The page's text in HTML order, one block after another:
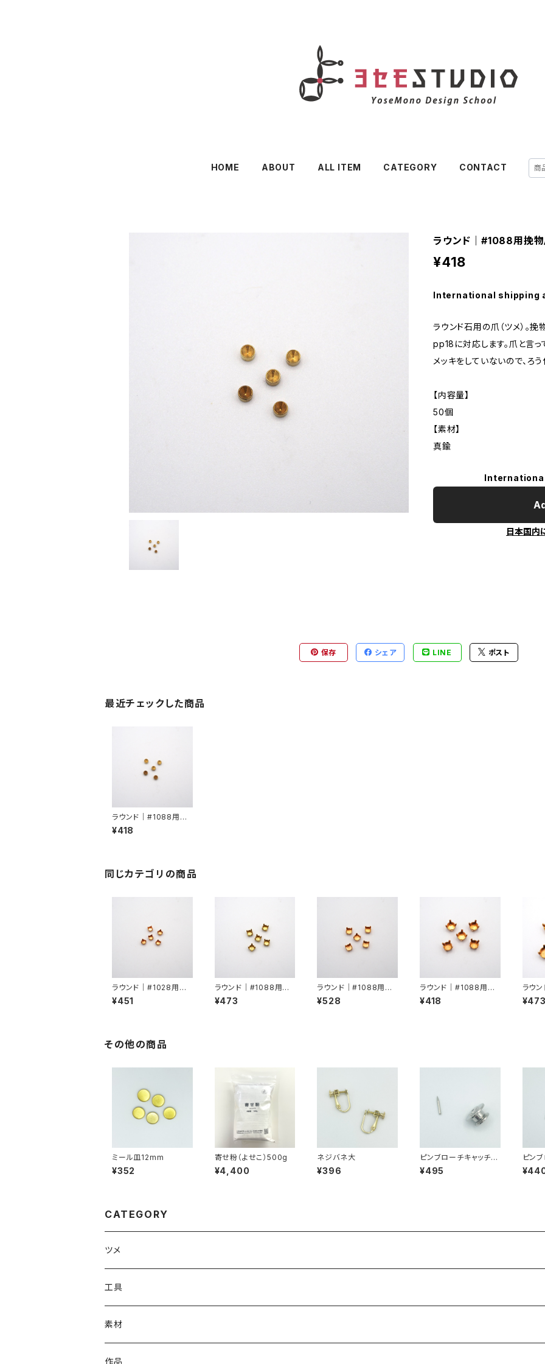
HOME ABOUT ALL ITEM CATEGORY CONTACT
ラウンド｜#1088用挽
¥418
International shipping
ラウンド石用の爪（ツメ）。
pp18に対応します。爪と言
メッキをしていないので、ろ
【内容量】
50個
【素材】
真鍮
日本国内
保存 シェア LINE ポスト
最近チェックした商品
ラウンド｜#1088用挽
物爪pp17/pp18
¥418
同じカテゴリの商品
ラウンド｜#1028用角
爪pp24
¥451
ラウンド｜#1088用角
爪pp31
¥473
ラウンド｜#1088用角
爪SS19/SS20
¥528
ラウンド｜#1088用角
爪SS29/SS30
¥418
ラウ
爪
その他の商品
ミール皿12mm
¥352
寄せ粉（よせこ）500g
¥4,400
ネジバネ大
¥396
ピンブローチキャッチセ
ット（底低）
¥495
ピン
ット
CATEGORY
ツメ
#1000番台ツメ
#4100番台ツメ
#4200番台ツメ
工具
溶接工具（ろう付け・ハンダ付けなど）
石留工具
素材
イヤリング金具
作品